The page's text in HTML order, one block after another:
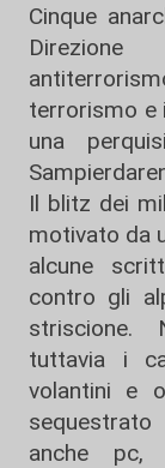
Cinque
terrorismo e
una
Il blitz dei
motivato da
alcune
contro gli
striscione.
tuttavia i
volantini e
anche